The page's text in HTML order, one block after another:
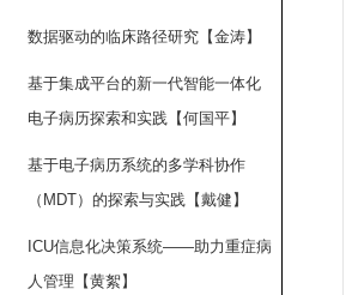
数据驱动的临床路径研究【金涛】
基于集成平台的新一代智能一体化
电子病历探索和实践【何国平】
基于电子病历系统的多学科协作
（MDT）的探索与实践【戴健】
ICU信息化决策系统——助力重症病
人管理【黄絮】